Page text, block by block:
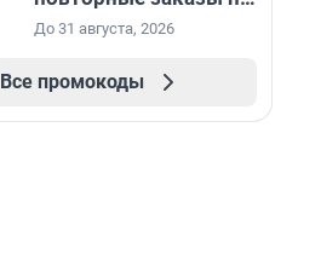
промокоду НАБЕРИ
До 31 августа, 2026
Все промокоды